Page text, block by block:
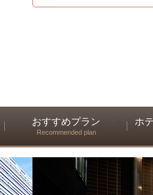
おすすめプラン
Recommended plan
ホ